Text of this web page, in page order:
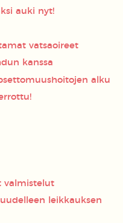
auki nyt!
vatsaoireet
kanssa
alku
valmistelut
leikkauksen